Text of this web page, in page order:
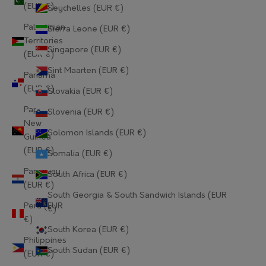
(EUR €)
Palestinian
Territories
(EUR €)
Panama
(EUR €)
Papua
New
Guinea
(EUR €)
Paraguay
(EUR €)
Peru (EUR
€)
Philippines
(EUR €)
Seychelles (EUR €)
Sierra Leone (EUR €)
Singapore (EUR €)
Sint Maarten (EUR €)
Slovakia (EUR €)
Slovenia (EUR €)
Solomon Islands (EUR €)
Somalia (EUR €)
South Africa (EUR €)
South Georgia & South Sandwich Islands (EUR
€)
South Korea (EUR €)
South Sudan (EUR €)
Gabon (EUR €)
Gambia (EUR €)
Georgia (EUR €)
Germany (EUR €)
Gibraltar (EUR €)
Greece (EUR €)
Greenland (EUR €)
Grenada (EUR €)
Guadeloupe (EUR €)
Guatemala (EUR €)